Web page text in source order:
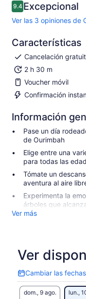
9.49.4 de 10
Excepcional
Ver las 3 opiniones de
Características
Cancelación
2 h 30 m
Voucher móvil
Confirmación
Información
Pase un día
de Ourimbah
Elige entre una
para todas las
Tómate un
aventura al aire
Experimenta la
árboles que
Ver más
Ver
Cambiar las fechas
Cambiar
las
fechas
dom., 9 ago. lun.,